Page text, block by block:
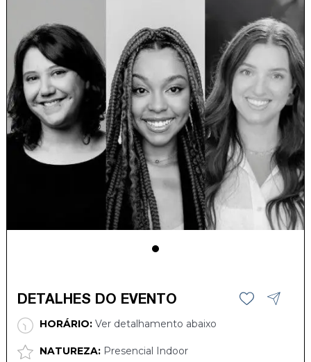
DETALHES DO EVENTO
HORÁRIO:Ver detalhamento abaixo
NATUREZA:Presencial Indoor